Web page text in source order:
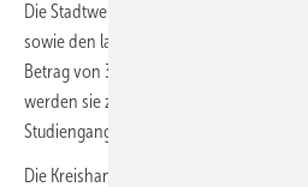
Die Stadtwerke Düsseldorf werden den
sowie den laufenden Lehr- und
Betrag von 35 000 Euro für 5 Jahre
werden sie zusätzlich Gastvorträge und
Studiengang durchführen.
Die Kreishandwerkerschaft wird die